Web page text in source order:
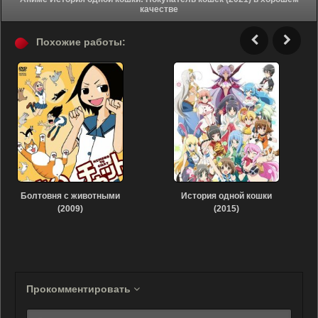
качестве
Похожие работы:
Болтовня с животными
(2009)
История одной кошки
(2015)
Прокомментировать